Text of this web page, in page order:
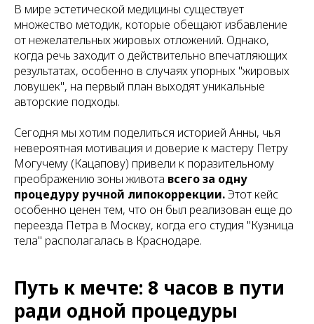
В мире эстетической медицины существует
множество методик, которые обещают избавление
от нежелательных жировых отложений. Однако,
когда речь заходит о действительно впечатляющих
результатах, особенно в случаях упорных "жировых
ловушек", на первый план выходят уникальные
авторские подходы.
Сегодня мы хотим поделиться историей Анны, чья
невероятная мотивация и доверие к мастеру Петру
Могучему (Кацапову) привели к поразительному
преображению зоны живота всего за одну
процедуру ручной липокоррекции.Этот кейс
особенно ценен тем, что он был реализован еще до
переезда Петра в Москву, когда его студия "Кузница
тела" располагалась в Краснодаре.
Путь к мечте: 8 часов в пути
ради одной процедуры